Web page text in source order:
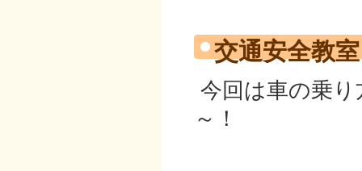
交通安全教
今回は車の乗
～！